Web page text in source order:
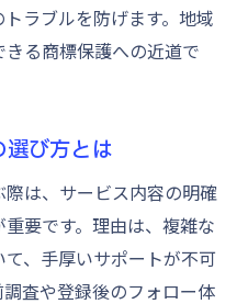
ラブルを防げます。地域
る商標保護への近道で
選び方とは
は、サービス内容の明確
要です。理由は、複雑な
、手厚いサポートが不可
査や登録後のフォロー体